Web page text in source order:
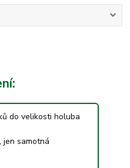
do velikosti holuba
jen samotná